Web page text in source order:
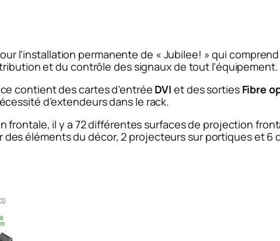
l’installation permanente de « Jubilee! » qui comprend
et du contrôle des signaux de tout l’équipement.
contient des cartes d’entrée DVI et des sorties Fibre
d’extendeurs dans le rack.
il y a 72 différentes surfaces de projection
éléments du décor, 2 projecteurs sur portiques et 6